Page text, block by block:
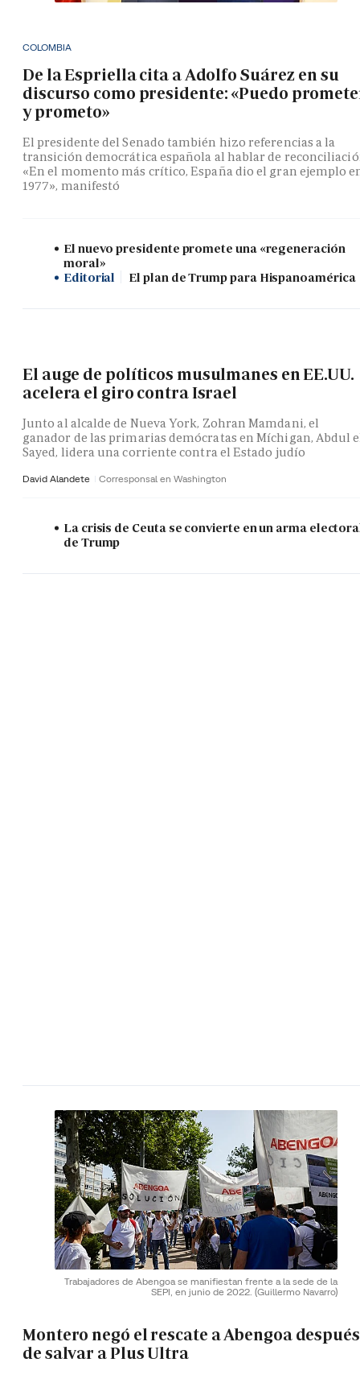
COLOMBIA
De la Espriella cita a Adolfo Suárez en su
discurso como presidente: «Puedo
y prometo»
El presidente del Senado también hizo referencias a la
transición democrática española al hablar de
«En el momento más crítico, España dio el gran ejemplo
1977», manifestó
El nuevo presidente promete una «regeneración
moral»
Editorial
El plan de Trump para Hispanoamérica
El auge de políticos musulmanes en EE.UU.
acelera el giro contra Israel
Junto al alcalde de Nueva York, Zohran Mamdani, el
ganador de las primarias demócratas en Míchigan, Abdul
Sayed, lidera una corriente contra el Estado judío
David Alandete Corresponsal en Washington
La crisis de Ceuta se convierte en un arma
de Trump
Trabajadores de Abengoa se manifiestan frente a la sede de la
SEPI, en junio de 2022. (Guillermo Navarro)
Montero negó el rescate a Abengoa después
de salvar a Plus Ultra